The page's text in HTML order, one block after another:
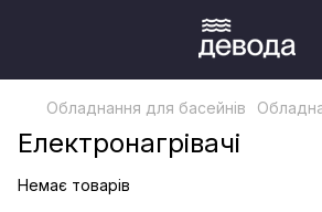
Обладнання для басейнів
Електронагрівачі
Немає товарів